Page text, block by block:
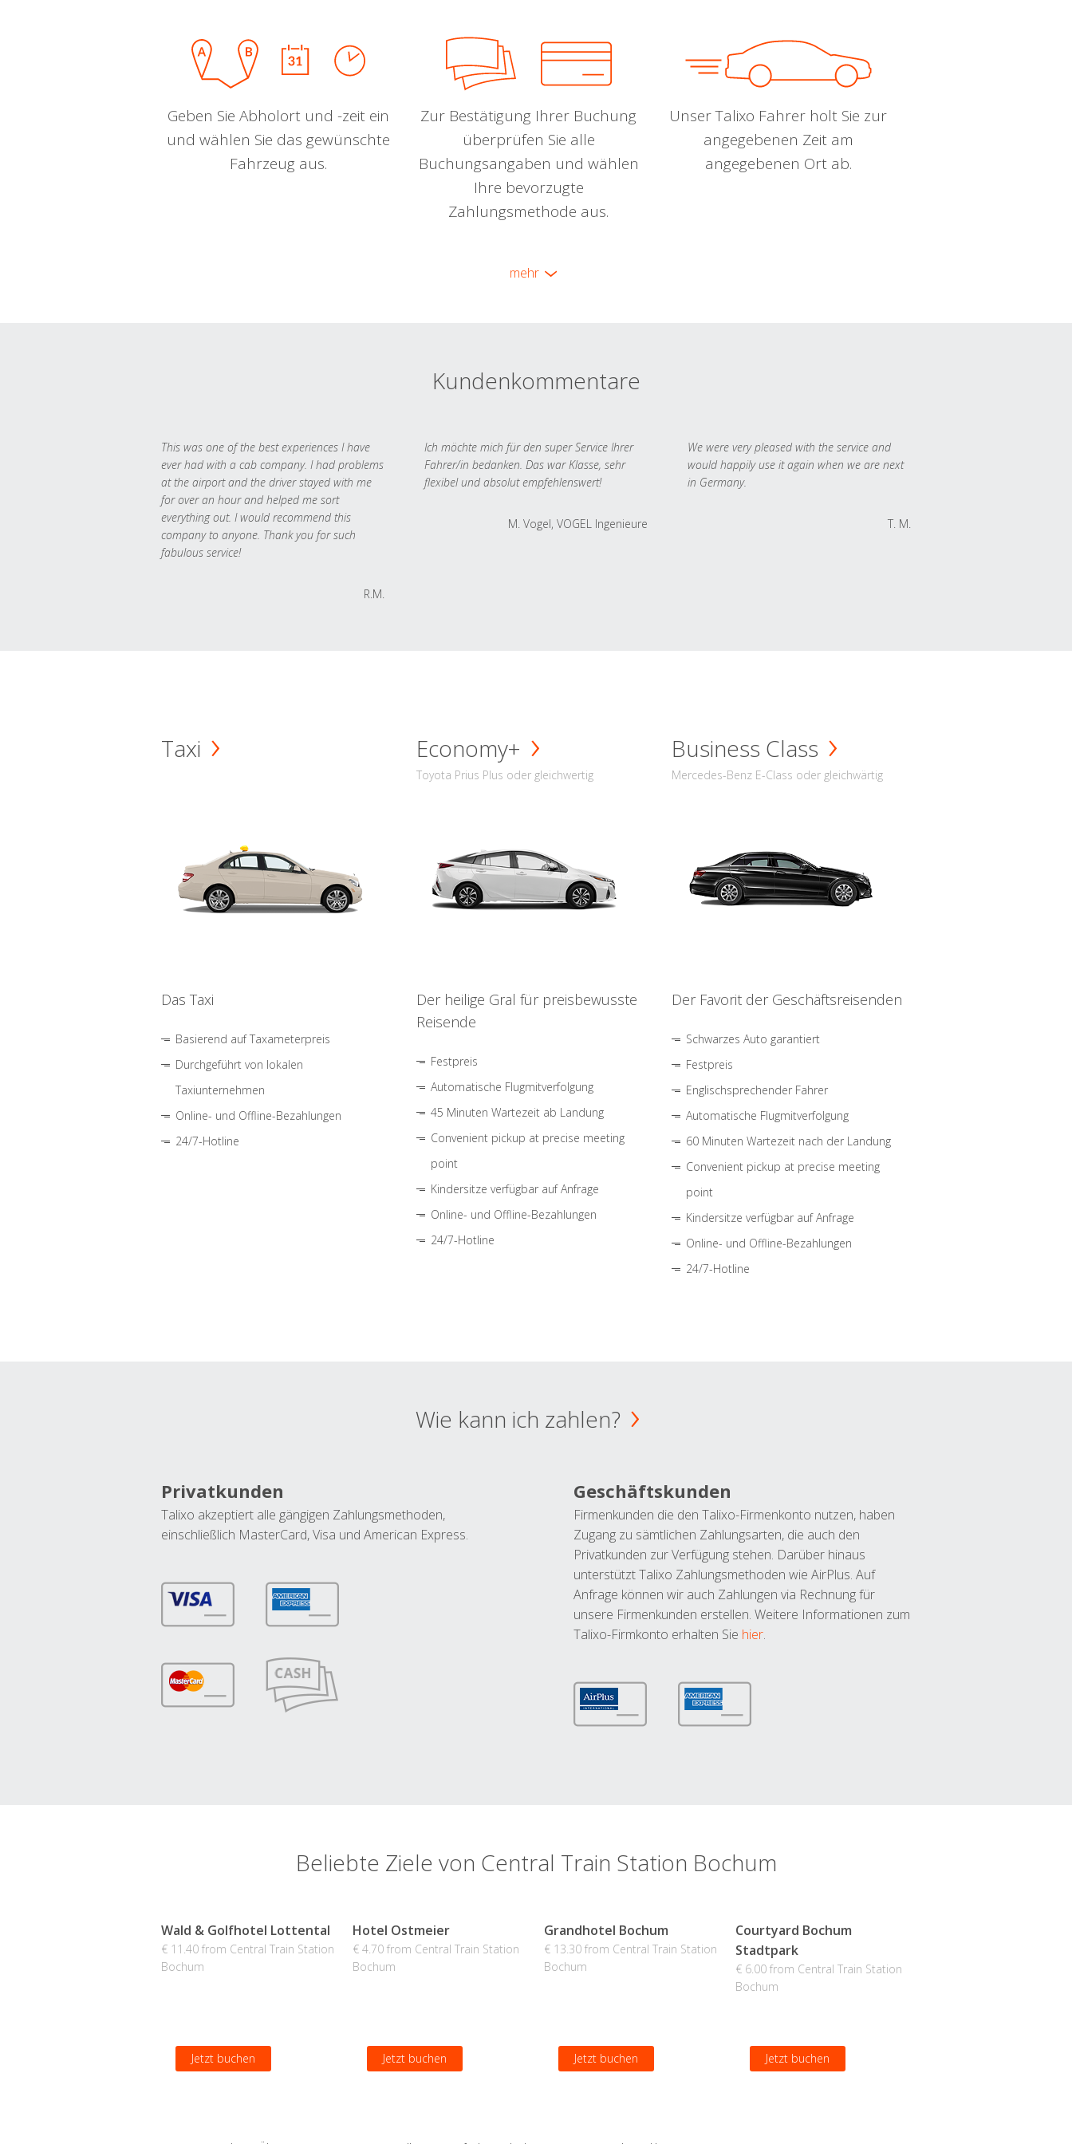
Geben Sie Abholort und -zeit ein
und wählen Sie das gewünschte
Fahrzeug aus.
Zur Bestätigung Ihrer Buchung
überprüfen Sie alle
Buchungsangaben und wählen
Ihre bevorzugte
Zahlungsmethode aus.
Unser Talixo Fahrer holt Sie zur
angegebenen Zeit am
angegebenen Ort ab.
mehr
Kundenkommentare
This was one of the best experiences I have
ever had with a cab company. I had problems
at the airport and the driver stayed with me
for over an hour and helped me sort
everything out. I would recommend this
company to anyone. Thank you for such
fabulous service!
R.M.
Ich möchte mich für den super Service Ihrer
Fahrer/in bedanken. Das war Klasse, sehr
flexibel und absolut empfehlenswert!
M. Vogel, VOGEL Ingenieure
We were very pleased with the service and
would happily use it again when we are next
in Germany.
T. M.
Taxi
Das Taxi
Basierend auf Taxameterpreis
Durchgeführt von lokalen
Taxiunternehmen
Online- und Offline-Bezahlungen
24/7-Hotline
Economy+
Toyota Prius Plus oder gleichwertig
Der heilige Gral für preisbewusste
Reisende
Festpreis
Automatische Flugmitverfolgung
45 Minuten Wartezeit ab Landung
Convenient pickup at precise meeting
point
Kindersitze verfügbar auf Anfrage
Online- und Offline-Bezahlungen
24/7-Hotline
Business Class
Mercedes-Benz E-Class oder gleichwärtig
Der Favorit der Geschäftsreisenden
Schwarzes Auto garantiert
Festpreis
Englischsprechender Fahrer
Automatische Flugmitverfolgung
60 Minuten Wartezeit nach der Landung
Convenient pickup at precise meeting
point
Kindersitze verfügbar auf Anfrage
Online- und Offline-Bezahlungen
24/7-Hotline
Wie kann ich zahlen?
Privatkunden
Talixo akzeptiert alle gängigen Zahlungsmethoden,
einschließlich MasterCard, Visa und American Express.
Geschäftskunden
Firmenkunden die den Talixo-Firmenkonto nutzen, haben
Zugang zu sämtlichen Zahlungsarten, die auch den
Privatkunden zur Verfügung stehen. Darüber hinaus
unterstützt Talixo Zahlungsmethoden wie AirPlus. Auf
Anfrage können wir auch Zahlungen via Rechnung für
unsere Firmenkunden erstellen. Weitere Informationen zum
Talixo-Firmkonto erhalten Sie hier.
Beliebte Ziele von Central Train Station Bochum
Wald & Golfhotel Lottental
€ 11.40 from Central Train Station
Bochum
Jetzt buchen
Hotel Ostmeier
€ 4.70 from Central Train Station
Bochum
Jetzt buchen
Grandhotel Bochum
€ 13.30 from Central Train Station
Bochum
Jetzt buchen
Courtyard Bochum
Stadtpark
€ 6.00 from Central Train Station
Bochum
Jetzt buchen